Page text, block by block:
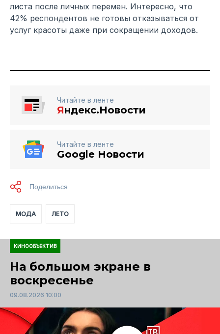
листа после личных перемен. Интересно, что
42% респондентов не готовы отказываться от
услуг красоты даже при сокращении доходов.
Читайте в ленте
Яндекс.Новости
Читайте в ленте
Google Новости
МОДА ЛЕТО
КИНООБЪЕКТИВ
На большом экране в
воскресенье
09.08.2026 10:00